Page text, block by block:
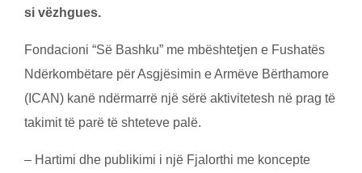
si vëzhgues.
Fondacioni “Së Bashku” me mbështetjen e Fushatës
Ndërkombëtare për Asgjёsimin e Armëve Bërthamore
(ICAN) kanë ndërmarrё një sërë aktivitetesh në prag të
takimit tё parë të shteteve palë.
– Hartimi dhe publikimi i një Fjalorthi me koncepte
get inspiring stories about
rebuild world delivered
straight to your inbox.